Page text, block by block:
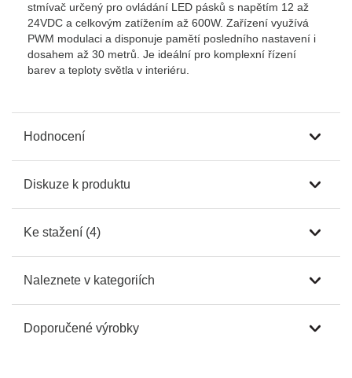
stmívač určený pro ovládání LED pásků s napětím 12 až
24VDC a celkovým zatížením až 600W. Zařízení využívá
PWM modulaci a disponuje pamětí posledního nastavení i
dosahem až 30 metrů. Je ideální pro komplexní řízení
barev a teploty světla v interiéru.
Hodnocení
Diskuze k produktu
Ke stažení (4)
Naleznete v kategoriích
Doporučené výrobky